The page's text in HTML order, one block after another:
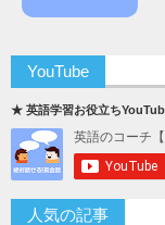
YouTube
★ 英語学習お役立ち
人気の記事